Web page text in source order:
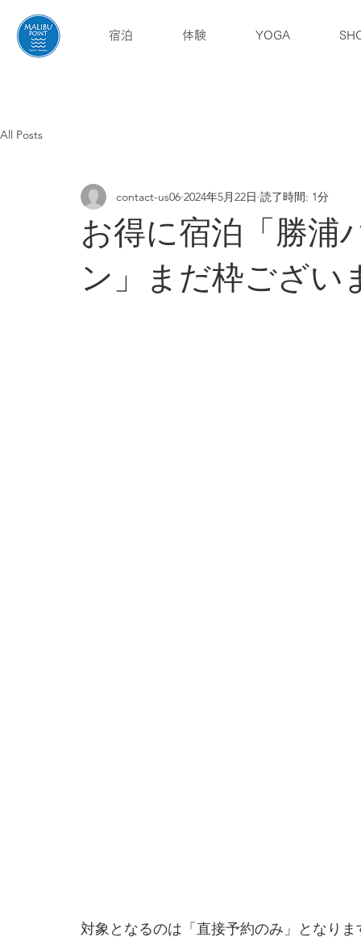
宿泊 体験 YOGA
All Posts
お得に宿泊「勝浦
ン」まだ枠ござい
contact-us06 2024年5月22日 読了時間: 1分
対象となるのは「直接予約のみ」となりま